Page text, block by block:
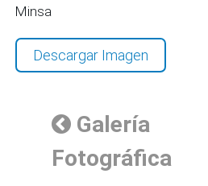
Minsa
Descargar Imagen
Galería
Fotográfica